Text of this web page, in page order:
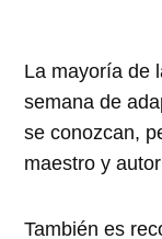
La mayoría de
semana de
se conozcan,
maestro y
También es